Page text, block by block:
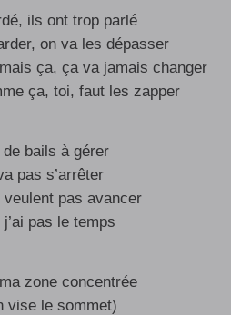
ils ont trop parlé
on va les dépasser
ça, ça va jamais changer
ça, toi, faut les zapper
bails à gérer
pas s’arrêter
veulent pas avancer
pas le temps
zone concentrée
vise le sommet)